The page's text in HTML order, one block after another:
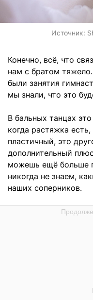
Источник:
Конечно, всё, что
нам с братом
были занятия
мы знали, что это
В бальных танцах
когда растяжка
пластичный, это
дополнительный
можешь ещё больше
никогда не знаем,
наших соперников.